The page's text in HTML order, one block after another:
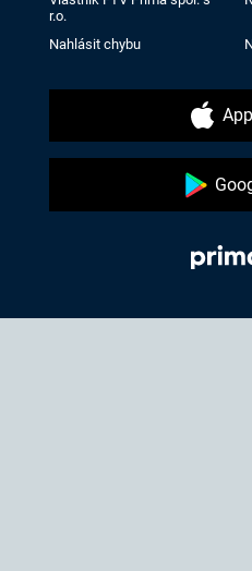
r.o.
Nahlásit chybu